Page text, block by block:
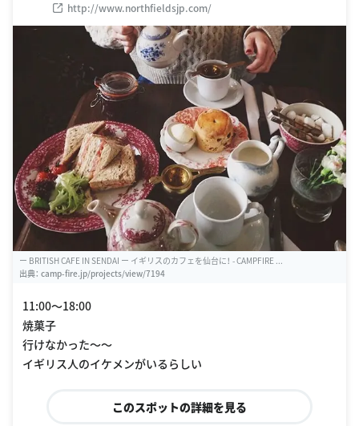
http://www.northfieldsjp.com/
ー BRITISH CAFE IN SENDAI ー イギリスのカフェを仙台に！ - CAMPFIRE ...
出典： camp-fire.jp/projects/view/7194
11:00〜18:00
焼菓子
行けなかった〜〜
イギリス人のイケメンがいるらしい
このスポットの詳細を見る